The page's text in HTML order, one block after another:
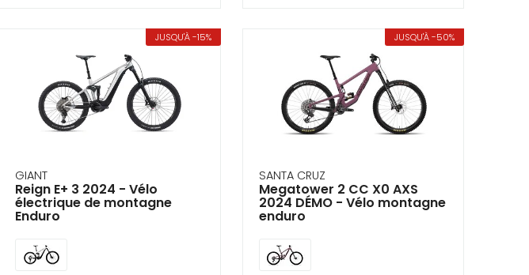
JUSQU'À -15%
GIANT
Reign E+ 3 2024 - Vélo
électrique de montagne
Enduro
JUSQU'À -50%
SANTA CRUZ
Megatower 2 CC X0 AXS
2024 DÉMO - Vélo montagne
enduro